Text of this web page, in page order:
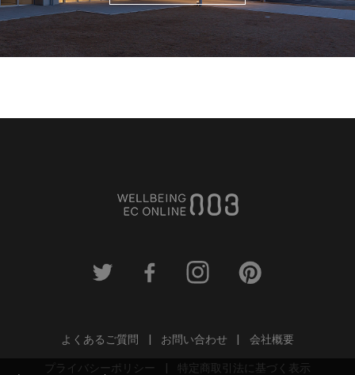
よくあるご質問 お問い合わせ
会社概要
プライバシーポリシー
特定商取引法に基づく表示